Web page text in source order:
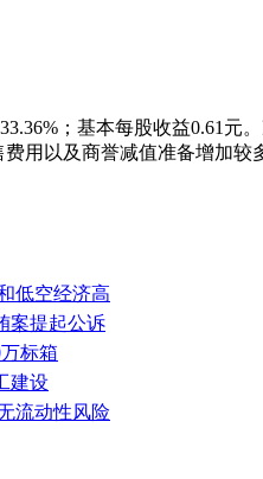
；基本每股收益0.61元
用以及商誉减值准备增加较
低空经济高
案提起公诉
标箱
建设
流动性风险